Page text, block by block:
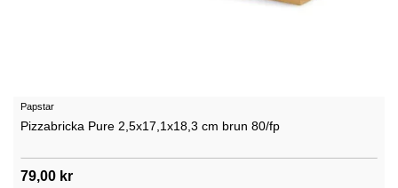
Papstar
Pizzabricka Pure 2,5x17,1x18,3 cm brun 80/fp
79,00 kr